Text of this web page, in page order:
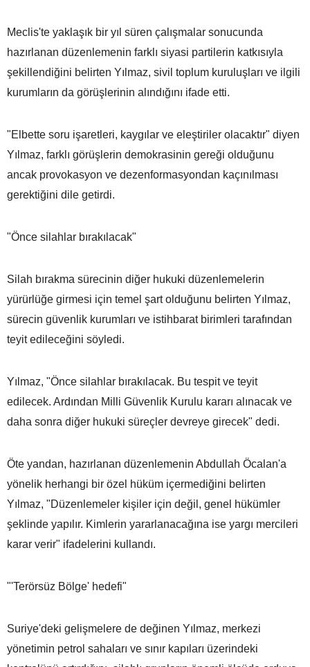
Meclis'te yaklaşık bir yıl süren çalışmalar sonucunda
hazırlanan düzenlemenin farklı siyasi partilerin katkısıyla
şekillendiğini belirten Yılmaz, sivil toplum kuruluşları ve ilgili
kurumların da görüşlerinin alındığını ifade etti.
"Elbette soru işaretleri, kaygılar ve eleştiriler olacaktır" diyen
Yılmaz, farklı görüşlerin demokrasinin gereği olduğunu
ancak provokasyon ve dezenformasyondan kaçınılması
gerektiğini dile getirdi.
"Önce silahlar bırakılacak"
Silah bırakma sürecinin diğer hukuki düzenlemelerin
yürürlüğe girmesi için temel şart olduğunu belirten Yılmaz,
sürecin güvenlik kurumları ve istihbarat birimleri tarafından
teyit edileceğini söyledi.
Yılmaz, "Önce silahlar bırakılacak. Bu tespit ve teyit
edilecek. Ardından Milli Güvenlik Kurulu kararı alınacak ve
daha sonra diğer hukuki süreçler devreye girecek" dedi.
Öte yandan, hazırlanan düzenlemenin Abdullah Öcalan'a
yönelik herhangi bir özel hüküm içermediğini belirten
Yılmaz, "Düzenlemeler kişiler için değil, genel hükümler
şeklinde yapılır. Kimlerin yararlanacağına ise yargı mercileri
karar verir" ifadelerini kullandı.
"'Terörsüz Bölge' hedefi"
Suriye'deki gelişmelere de değinen Yılmaz, merkezi
yönetimin petrol sahaları ve sınır kapıları üzerindeki